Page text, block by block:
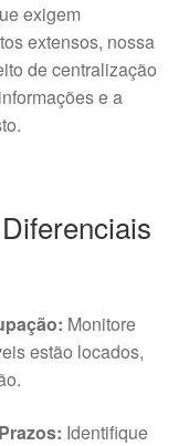
exigem
extensos, nossa
de centralização
e a
Monitore
estão locados,
Identifique